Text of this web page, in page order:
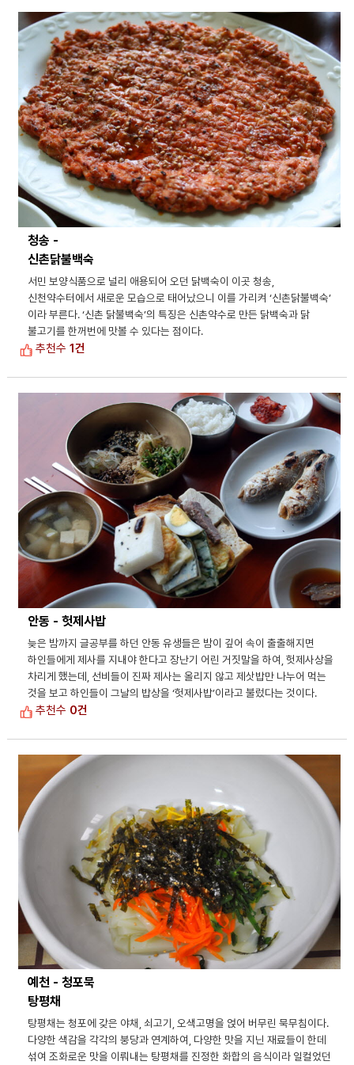
청송 -
신촌닭불백숙
서민 보양식품으로 널리 애용되어 오던 닭백숙이 이곳 청송,
신천약수터에서 새로운 모습으로 태어났으니 이를 가리켜 ‘신촌닭불백숙’
이라 부른다. ‘신촌 닭불백숙’의 특징은 신촌약수로 만든 닭백숙과 닭
불고기를 한꺼번에 맛볼 수 있다는 점이다.
추천수1건
안동 - 헛제사밥
늦은 밤까지 글공부를 하던 안동 유생들은 밤이 깊어 속이 출출해지면
하인들에게 제사를 지내야 한다고 장난기 어린 거짓말을 하여, 헛제사상을
차리게 했는데, 선비들이 진짜 제사는 올리지 않고 제삿밥만 나누어 먹는
것을 보고 하인들이 그날의 밥상을 ‘헛제사밥’이라고 불렀다는 것이다.
추천수 0건
예천 - 청포묵
탕평채
탕평채는 청포에 갖은 야채, 쇠고기, 오색고명을 얹어 버무린 묵무침이다.
다양한 색감을 각각의 붕당과 연계하여, 다양한 맛을 지닌 재료들이 한데
섞여 조화로운 맛을 이뤄내는 탕평채를 진정한 화합의 음식이라 일컬었던